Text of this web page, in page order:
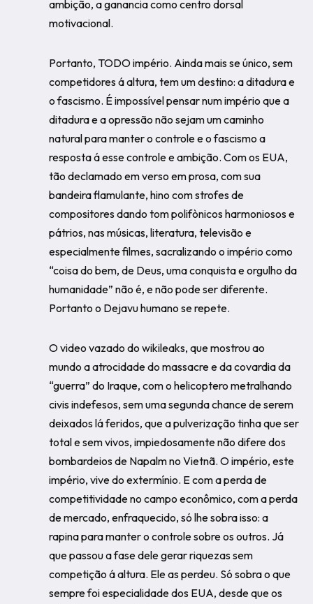
ambição, a ganancia como centro dorsal
motivacional.
Portanto, TODO império. Ainda mais se único, sem
competidores á altura, tem um destino: a ditadura e
o fascismo. É impossível pensar num império que a
ditadura e a opressão não sejam um caminho
natural para manter o controle e o fascismo a
resposta á esse controle e ambição. Com os EUA,
tão declamado em verso em prosa, com sua
bandeira flamulante, hino com strofes de
compositores dando tom polifònicos harmoniosos e
pátrios, nas músicas, literatura, televisão e
especialmente filmes, sacralizando o império como
“coisa do bem, de Deus, uma conquista e orgulho da
humanidade” não é, e não pode ser diferente.
Portanto o Dejavu humano se repete.
O video vazado do wikileaks, que mostrou ao
mundo a atrocidade do massacre e da covardia da
“guerra” do Iraque, com o helicoptero metralhando
civis indefesos, sem uma segunda chance de serem
deixados lá feridos, que a pulverização tinha que ser
total e sem vivos, impiedosamente não difere dos
bombardeios de Napalm no Vietnã. O império, este
império, vive do extermínio. E com a perda de
competitividade no campo econômico, com a perda
de mercado, enfraquecido, só lhe sobra isso: a
rapina para manter o controle sobre os outros. Já
que passou a fase dele gerar riquezas sem
competição á altura. Ele as perdeu. Só sobra o que
sempre foi especialidade dos EUA, desde que os